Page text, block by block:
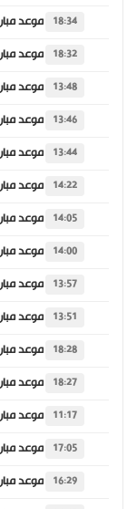
18:34
18:32
13:48
13:46
13:44
14:22
14:05
14:00
13:57
13:51
18:28
18:27
11:17
17:05
16:29